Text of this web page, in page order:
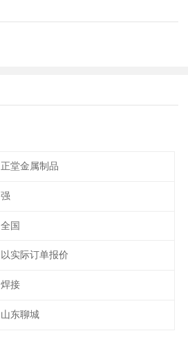
正堂金属制品
强
全国
以实际订单报价
焊接
山东聊城